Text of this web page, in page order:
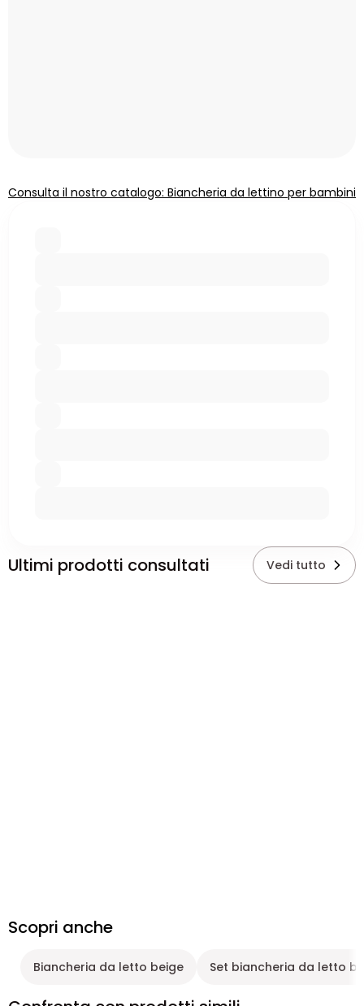
Consulta il nostro catalogo: Biancheria da lettino per bambini
Ultimi prodotti consultati Vedi tutto
Scopri anche
Biancheria da letto beige Set biancheria da letto